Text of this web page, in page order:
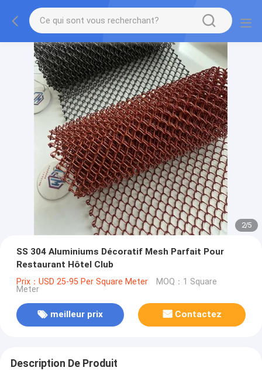
2/5
SS 304 Aluminiums Décoratif Mesh Parfait Pour
Restaurant Hôtel Club
Prix：USD 25-95 Per Square Meter MOQ：1 Square
Meter
meilleur prix Contactez
Description De Produit